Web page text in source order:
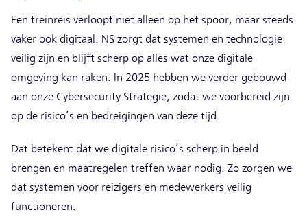
Een treinreis verloopt niet alleen op het spoor, maar steeds
vaker ook digitaal. NS zorgt dat systemen en technologie
veilig zijn en blijft scherp op alles wat onze digitale
omgeving kan raken. In 2025 hebben we verder gebouwd
aan onze Cybersecurity Strategie, zodat we voorbereid zijn
op de risico’s en bedreigingen van deze tijd.
Dat betekent dat we digitale risico’s scherp in beeld
brengen en maatregelen treffen waar nodig. Zo zorgen we
dat systemen voor reizigers en medewerkers veilig
functioneren.